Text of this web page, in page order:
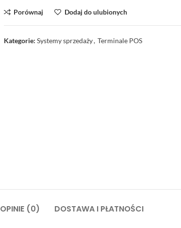
Porównaj Dodaj do ulubionych
Kategorie: Systemy sprzedaży, Terminale POS
OPINIE (0) DOSTAWA I PŁATNOŚCI